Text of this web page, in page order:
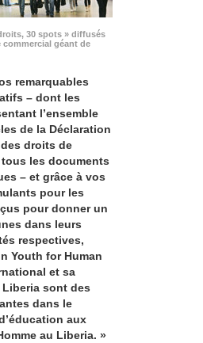
30 spots » diffusés
commercial géant de
remarquables
– dont les
l’ensemble
de la Déclaration
droits de
tous les documents
– et grâce à vos
pour les
pour donner un
dans leurs
respectives,
Youth for Human
et sa
Liberia sont des
dans le
aux
au Liberia. »